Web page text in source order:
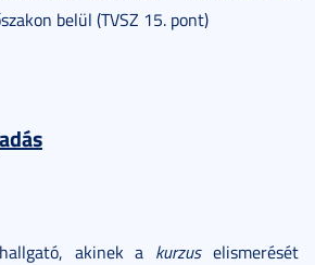
belül (TVSZ 15. pont)
akinek a kurzuselismerését